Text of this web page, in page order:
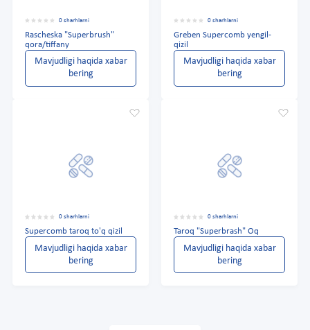
0 sharhlarni
Rascheska "Superbrush"
qora/tiffany
Mavjudligi haqida xabar
bering
0 sharhlarni
Greben Supercomb yengil-
qizil
Mavjudligi haqida xabar
bering
0 sharhlarni
Supercomb taroq to'q qizil
Mavjudligi haqida xabar
bering
0 sharhlarni
Taroq "Superbrash" Oq
Mavjudligi haqida xabar
bering